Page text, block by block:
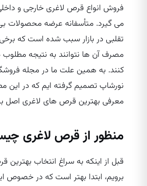
فروش انواع قرص لاغری خارجی و داخلی
می‌ گیرد. متأسفانه عرضه محصولات
تقلبی در بازار سبب شده است که برخی
مصرف آن ها نتوانند به نتیجه
کنند. به همین علت ما در مجله
نورشاپ تصمیم گرفته ایم که در این
معرفی بهترین قرص‌ های لاغری اصل
منظور از قرص لاغری
قبل از اینکه به سراغ انتخاب
برویم، ابتدا بهتر است که در